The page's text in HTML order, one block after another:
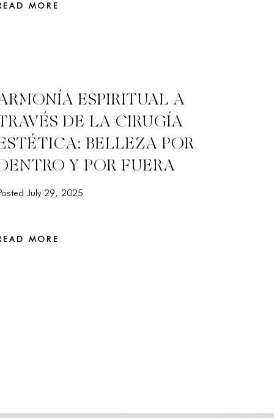
MORE
ESPIRITUAL A
DE LA CIRUGÍA
BELLEZA POR
Y POR FUERA
July 29, 2025
MORE